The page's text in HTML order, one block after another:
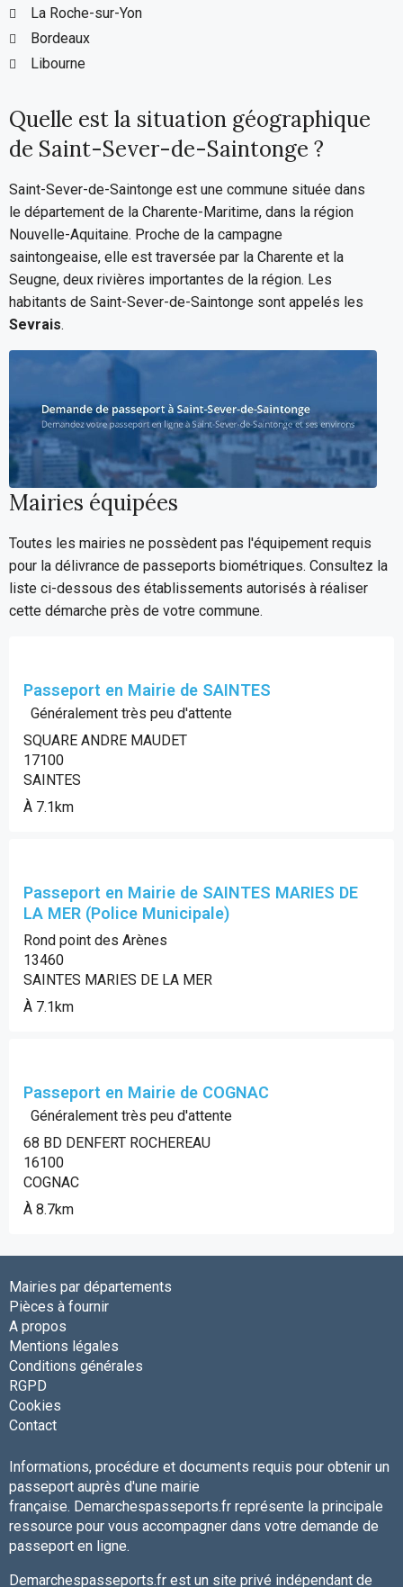
La Roche-sur-Yon
Bordeaux
Libourne
Quelle est la situation géographique
de Saint-Sever-de-Saintonge ?
Saint-Sever-de-Saintonge est une commune située dans
le département de la Charente-Maritime, dans la région
Nouvelle-Aquitaine. Proche de la campagne
saintongeaise, elle est traversée par la Charente et la
Seugne, deux rivières importantes de la région. Les
habitants de Saint-Sever-de-Saintonge sont appelés les
Sevrais.
Mairies équipées
Toutes les mairies ne possèdent pas l'équipement requis
pour la délivrance de passeports biométriques. Consultez la
liste ci-dessous des établissements autorisés à réaliser
cette démarche près de votre commune.
Passeport en Mairie de SAINTES
Généralement très peu d'attente
SQUARE ANDRE MAUDET
17100
SAINTES
À 7.1km
Passeport en Mairie de SAINTES MARIES DE
LA MER (Police Municipale)
Rond point des Arènes
13460
SAINTES MARIES DE LA MER
À 7.1km
Passeport en Mairie de COGNAC
Généralement très peu d'attente
68 BD DENFERT ROCHEREAU
16100
COGNAC
À 8.7km
Mairies par départements
Pièces à fournir
A propos
Mentions légales
Conditions générales
RGPD
Cookies
Contact
Informations, procédure et documents requis pour obtenir un
passeport auprès d'une mairie
française. Demarchespasseports.fr représente la principale
ressource pour vous accompagner dans votre demande de
passeport en ligne.
Demarchespasseports.fr est un site privé indépendant de